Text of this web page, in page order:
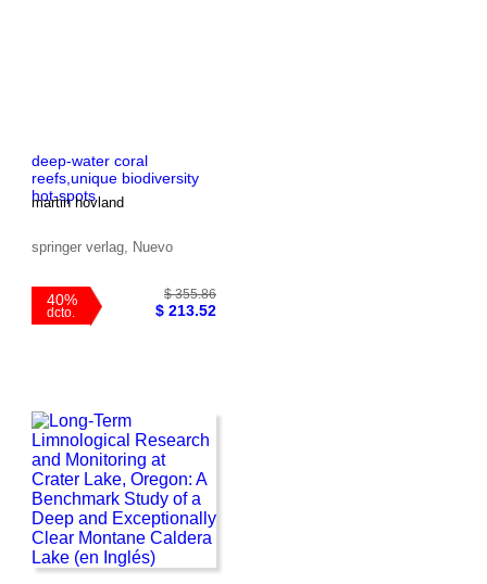
45%
dcto.
$ 70.85
$ 38.97
deep-water coral
reefs,unique biodiversity
hot-spots
martin hovland
springer verlag, Nuevo